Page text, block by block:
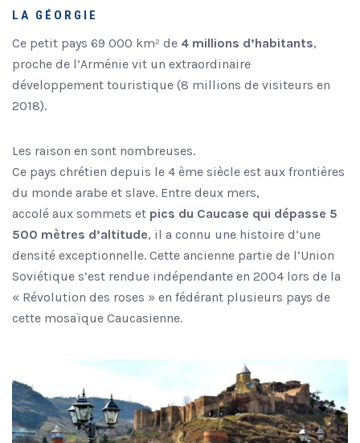
LA GÉORGIE
Ce petit pays 69 000 km² de 4 millions d’habitants,
proche de l’Arménie vit un extraordinaire
développement touristique (8 millions de visiteurs en
2018).
Les raison en sont nombreuses.
Ce pays chrétien depuis le 4 ème siècle est aux frontières
du monde arabe et slave. Entre deux mers,
accolé aux sommets et pics du Caucase qui dépasse 5
500 mètres d’altitude, il a connu une histoire d’une
densité exceptionnelle. Cette ancienne partie de l’Union
Soviétique s’est rendue indépendante en 2004 lors de la
« Révolution des roses » en fédérant plusieurs pays de
cette mosaïque Caucasienne.